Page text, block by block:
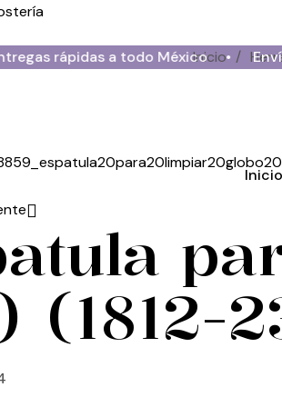
rápidas a todo México • Envío
Inicio
Inicio /
(1812-